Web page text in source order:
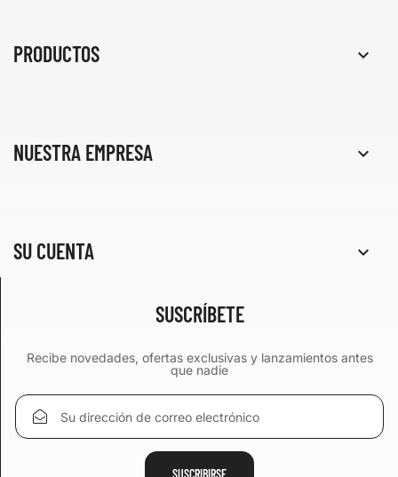
PRODUCTOS 
NUESTRA EMPRESA 
SU CUENTA 
SUSCRÍBETE
Recibe novedades, ofertas exclusivas y lanzamientos antes
que nadie